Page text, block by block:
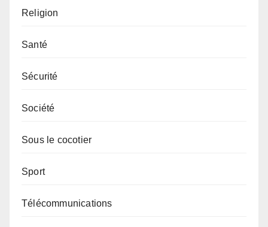
Religion
Santé
Sécurité
Société
Sous le cocotier
Sport
Télécommunications